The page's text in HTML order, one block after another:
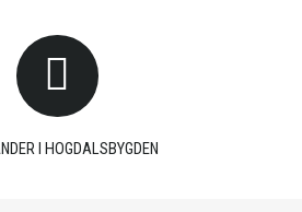
I HOGDALSBYGDEN